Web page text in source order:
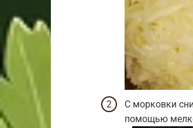
С морковки
помощью